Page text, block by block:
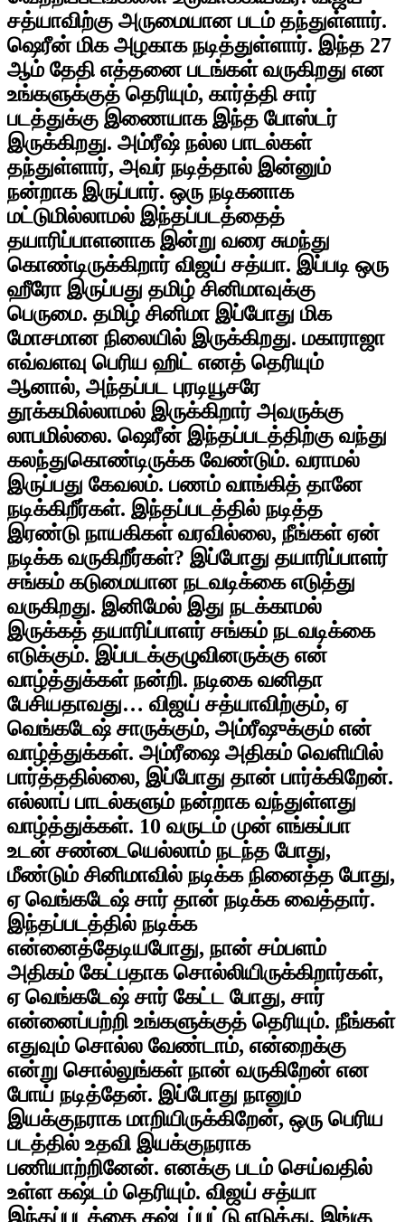
சத்யாவிற்கு அருமையான படம் தந்துள்ளார்.
ஷெரீன் மிக அழகாக நடித்துள்ளார். இந்த 27
ஆம் தேதி எத்தனை படங்கள் வருகிறது என
உங்களுக்குத் தெரியும், கார்த்தி சார்
படத்துக்கு இணையாக இந்த போஸ்டர்
இருக்கிறது. அம்ரீஷ் நல்ல பாடல்கள்
தந்துள்ளார், அவர் நடித்தால் இன்னும்
நன்றாக இருப்பார். ஒரு நடிகனாக
மட்டுமில்லாமல் இந்தப்படத்தைத்
தயாரிப்பாளனாக இன்று வரை சுமந்து
கொண்டிருக்கிறார் விஜய் சத்யா. இப்படி ஒரு
ஹீரோ இருப்பது தமிழ் சினிமாவுக்கு
பெருமை. தமிழ் சினிமா இப்போது மிக
மோசமான நிலையில் இருக்கிறது. மகாராஜா
எவ்வளவு பெரிய ஹிட் எனத் தெரியும்
ஆனால், அந்தப்பட புரடியூசரே
தூக்கமில்லாமல் இருக்கிறார் அவருக்கு
லாபமில்லை. ஷெரீன் இந்தப்படத்திற்கு வந்து
கலந்துகொண்டிருக்க வேண்டும். வராமல்
இருப்பது கேவலம். பணம் வாங்கித் தானே
நடிக்கிறீர்கள். இந்தப்படத்தில் நடித்த
இரண்டு நாயகிகள் வரவில்லை, நீங்கள் ஏன்
நடிக்க வருகிறீர்கள்? இப்போது தயாரிப்பாளர்
சங்கம் கடுமையான நடவடிக்கை எடுத்து
வருகிறது. இனிமேல் இது நடக்காமல்
இருக்கத் தயாரிப்பாளர் சங்கம் நடவடிக்கை
எடுக்கும். இப்படக்குழுவினருக்கு என்
வாழ்த்துக்கள் நன்றி. நடிகை வனிதா
பேசியதாவது… விஜய் சத்யாவிற்கும், ஏ
வெங்கடேஷ் சாருக்கும், அம்ரீஷுக்கும் என்
வாழ்த்துக்கள். அம்ரீஷை அதிகம் வெளியில்
பார்த்ததில்லை, இப்போது தான் பார்க்கிறேன்.
எல்லாப் பாடல்களும் நன்றாக வந்துள்ளது
வாழ்த்துக்கள். 10 வருடம் முன் எங்கப்பா
உடன் சண்டையெல்லாம் நடந்த போது,
மீண்டும் சினிமாவில் நடிக்க நினைத்த போது,
ஏ வெங்கடேஷ் சார் தான் நடிக்க வைத்தார்.
இந்தப்படத்தில் நடிக்க
என்னைத்தேடியபோது, நான் சம்பளம்
அதிகம் கேட்பதாக சொல்லியிருக்கிறார்கள்,
ஏ வெங்கடேஷ் சார் கேட்ட போது, சார்
என்னைப்பற்றி உங்களுக்குத் தெரியும். நீங்கள்
எதுவும் சொல்ல வேண்டாம், என்றைக்கு
என்று சொல்லுங்கள் நான் வருகிறேன் என
போய் நடித்தேன். இப்போது நானும்
இயக்குநராக மாறியிருக்கிறேன், ஒரு பெரிய
படத்தில் உதவி இயக்குநராக
பணியாற்றினேன். எனக்கு படம் செய்வதில்
உள்ள கஷ்டம் தெரியும். விஜய் சத்யா
இந்தப்படத்தை கஷ்டப்பட்டு எடுத்து, இங்கு